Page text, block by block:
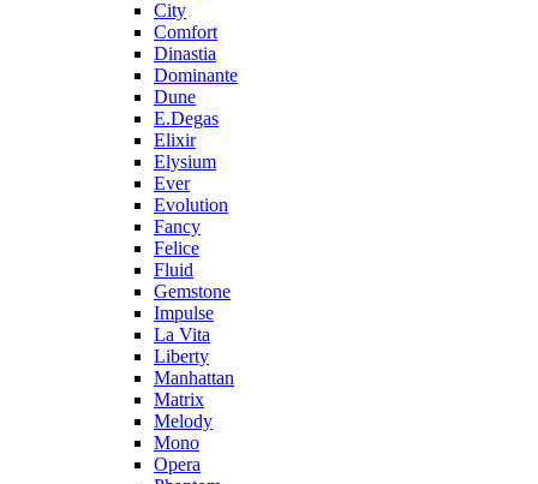
City
Comfort
Dinastia
Dominante
Dune
E.Degas
Elixir
Elysium
Ever
Evolution
Fancy
Felice
Fluid
Gemstone
Impulse
La Vita
Liberty
Manhattan
Matrix
Melody
Mono
Opera